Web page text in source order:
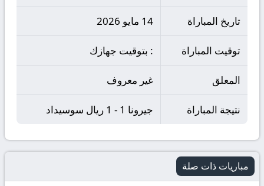
تاريخ المباراة 14 مايو 2026
توقيت المباراة : بتوقيت جهازك
المعلق غير معروف
نتيجة المباراة جيرونا 1 - 1 ريال سوسيداد
مباريات ذات صلة